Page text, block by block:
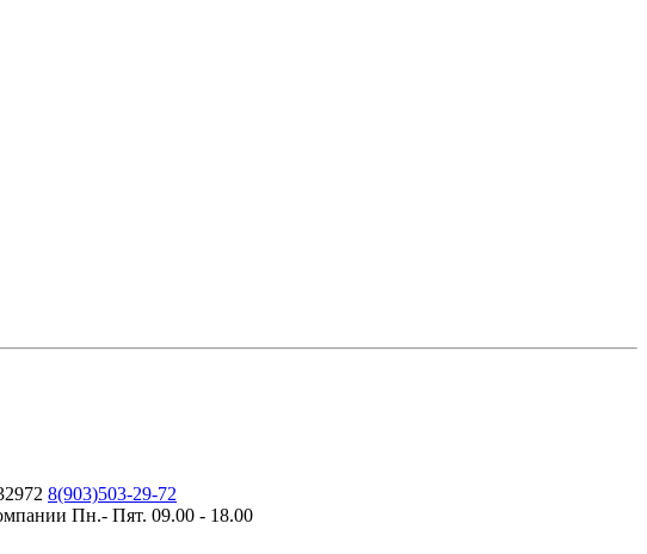
8(903)503-29-72
Пн.- Пят. 09.00 - 18.00